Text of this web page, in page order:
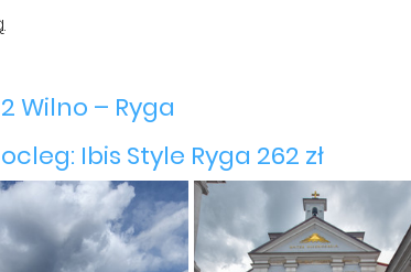
Wilno – Ryga
Ibis Style Ryga 262 zł